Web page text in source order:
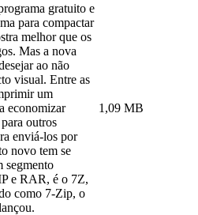
gratuito e
para compactar
melhor que os
Mas a nova
ao não
visual. Entre as
um
economizar
outros
enviá-los por
novo tem se
segmento
e RAR, é o 7Z,
como 7-Zip, o
1,09 MB